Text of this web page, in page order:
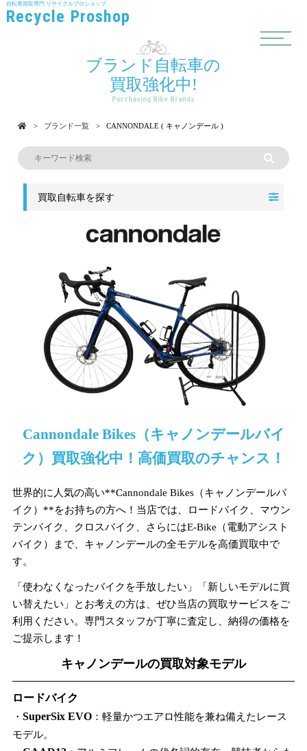
自転車買取専門 リサイクルプロショップ
Recycle Proshop
ブランド自転車の
買取強化中!
Purchasing Bike Brands
ブランド一覧 CANNONDALE ( キャノンデール )
Cannondale Bikes（キャノンデールバイ
ク）買取強化中！高価買取のチャンス！
世界的に人気の高い**Cannondale Bikes（キャノンデールバ
イク）**をお持ちの方へ！当店では、ロードバイク、マウン
テンバイク、クロスバイク、さらにはE-Bike（電動アシスト
バイク）まで、キャノンデールの全モデルを高価買取中で
す。
「使わなくなったバイクを手放したい」「新しいモデルに買
い替えたい」とお考えの方は、ぜひ当店の買取サービスをご
利用ください。専門スタッフが丁寧に査定し、納得の価格を
ご提示します！
キャノンデールの買取対象モデル
ロードバイク
・ SuperSix EVO：軽量かつエアロ性能を兼ね備えたレース
モデル。
買取自転車を探す